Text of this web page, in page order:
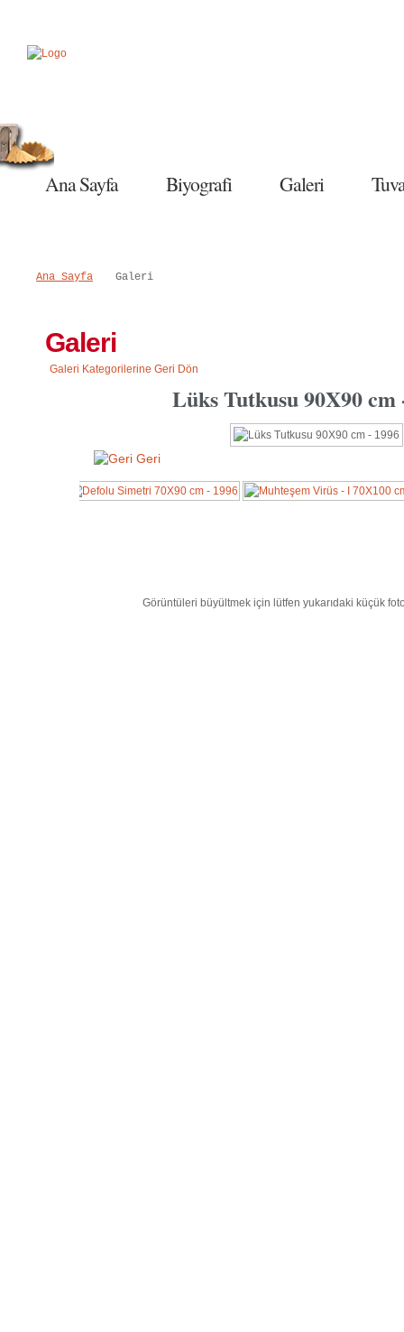
Ana Sayfa Biyografi Galeri
Ana Sayfa Galeri
Galeri
Galeri Kategorilerine Geri Dön
Lüks Tutkusu 90X90
Geri
Görüntüleri büyültmek için lütfen yukarıdaki küçük